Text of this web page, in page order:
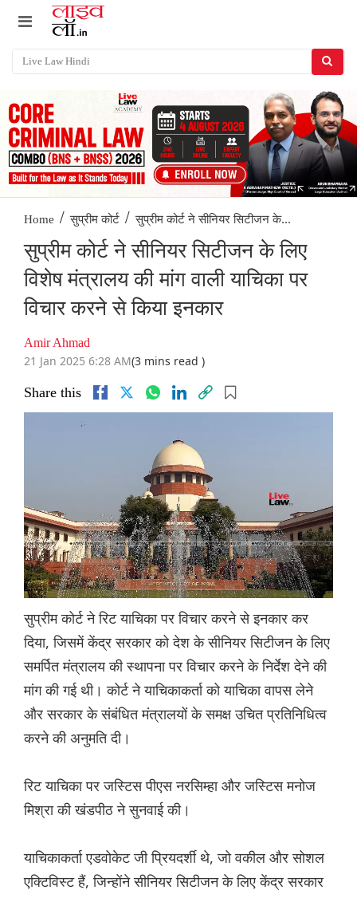
Home / सुप्रीम कोर्ट / सुप्रीम कोर्ट ने सीनियर सिटीजन के...
सुप्रीम कोर्ट ने सीनियर सिटीजन के लिए
विशेष मंत्रालय की मांग वाली याचिका पर
विचार करने से किया इनकार
Amir Ahmad
21 Jan 2025 6:28 AM(3 mins read )
Share this
सुप्रीम कोर्ट ने रिट याचिका पर विचार करने से इनकार कर
दिया, जिसमें केंद्र सरकार को देश के सीनियर सिटीजन के लिए
समर्पित मंत्रालय की स्थापना पर विचार करने के निर्देश देने की
मांग की गई थी। कोर्ट ने याचिकाकर्ता को याचिका वापस लेने
और सरकार के संबंधित मंत्रालयों के समक्ष उचित प्रतिनिधित्व
करने की अनुमति दी।
रिट याचिका पर जस्टिस पीएस नरसिम्हा और जस्टिस मनोज
मिश्रा की खंडपीठ ने सुनवाई की।
याचिकाकर्ता एडवोकेट जी प्रियदर्शी थे, जो वकील और सोशल
एक्टिविस्ट हैं, जिन्होंने सीनियर सिटीजन के लिए केंद्र सरकार